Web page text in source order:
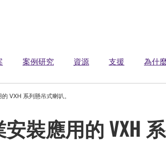
案例研究 資源 支援 為什
VXH 系列懸吊式喇叭。
裝應用的 VXH